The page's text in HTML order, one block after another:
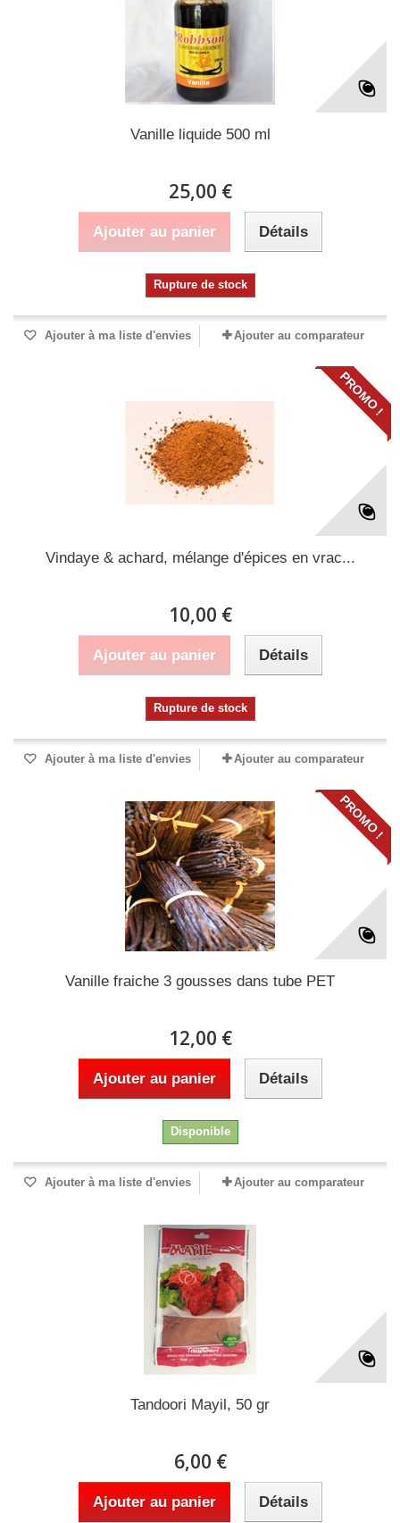
Vanille liquide 500 ml
25,00 €
Ajouter au panier Détails
Rupture de stock
Ajouter à ma liste d'envies Ajouter au comparateur
PROMO !
Vindaye & achard, mélange d'épices en vrac...
10,00 €
Ajouter au panier Détails
Rupture de stock
Ajouter à ma liste d'envies Ajouter au comparateur
PROMO !
Vanille fraiche 3 gousses dans tube PET
12,00 €
Ajouter au panier Détails
Disponible
Ajouter à ma liste d'envies Ajouter au comparateur
Tandoori Mayil, 50 gr
6,00 €
Ajouter au panier Détails